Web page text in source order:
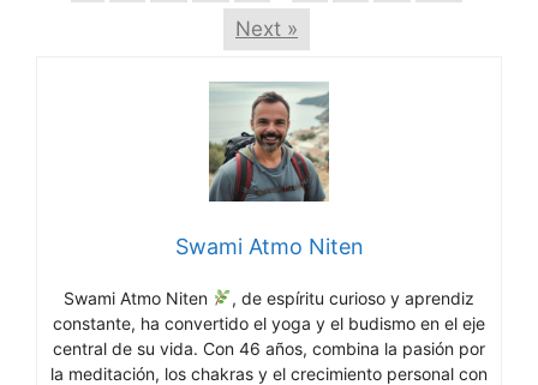
Next »
Swami Atmo Niten
Swami Atmo Niten
, de espíritu curioso y aprendiz
constante, ha convertido el yoga y el budismo en el eje
central de su vida. Con 46 años, combina la pasión por
la meditación, los chakras y el crecimiento personal con